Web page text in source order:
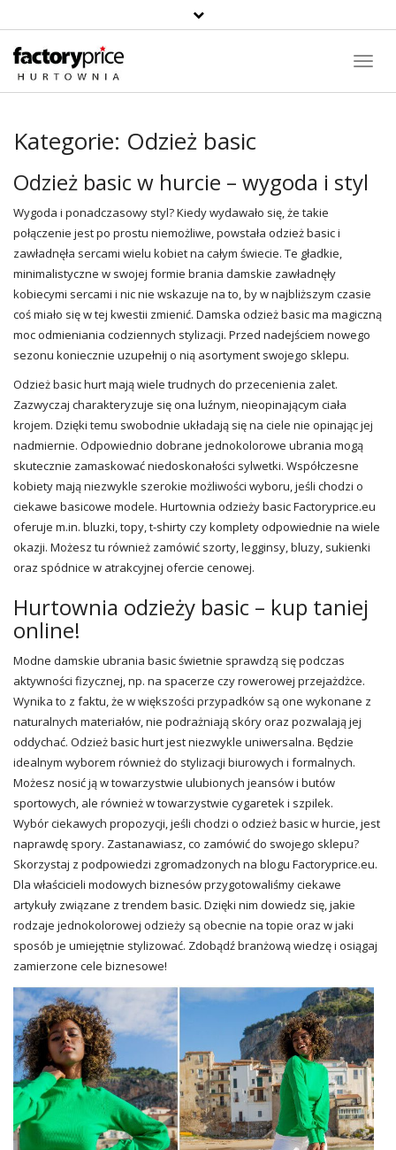
Suche
Kategorie: Odzież basic
Odzież basic w hurcie – wygoda i styl
Wygoda i ponadczasowy styl? Kiedy wydawało się, że takie
połączenie jest po prostu niemożliwe, powstała odzieżbasici
zawładnęła sercami wielu kobiet na całym świecie. Te gładkie,
minimalistyczne w swojej formie brania damskie zawładnęły
kobiecymi sercami i nic nie wskazuje na to, by w najbliższym czasie
coś miało się w tej kwestii zmienić. Damska odzież basic ma magiczną
moc odmieniania codziennych stylizacji. Przed nadejściem nowego
sezonu koniecznie uzupełnij o nią asortyment swojego sklepu.
Odzież basic hurt mają wiele trudnych do przecenienia zalet.
Zazwyczaj charakteryzuje się ona luźnym, nieopinającym ciała
krojem. Dzięki temu swobodnie układają się na ciele nie opinając jej
nadmiernie. Odpowiednio dobrane jednokolorowe ubrania mogą
skutecznie zamaskować niedoskonałości sylwetki. Współczesne
kobiety mają niezwykle szerokie możliwości wyboru, jeśli chodzi o
ciekawe basicowe modele. Hurtownia odzieżybasic Factoryprice.eu
oferuje m.in. bluzki, topy, t-shirty czy komplety odpowiednie na wiele
okazji. Możesz tu również zamówić szorty, legginsy, bluzy, sukienki
oraz spódnice w atrakcyjnej ofercie cenowej.
Hurtownia odzieży basic – kup taniej
online!
Modne damskie ubrania basic świetnie sprawdzą się podczas
aktywności fizycznej, np. na spacerze czy rowerowej przejażdżce.
Wynika to z faktu, że w większości przypadków są one wykonane z
naturalnych materiałów, nie podrażniają skóry oraz pozwalają jej
oddychać. Odzież basic hurt jest niezwykle uniwersalna. Będzie
idealnym wyborem również do stylizacji biurowych i formalnych.
Możesz nosić ją w towarzystwie ulubionych jeansów i butów
sportowych, ale również w towarzystwie cygaretek i szpilek.
Wybór ciekawych propozycji, jeśli chodzi o odzież basic w hurcie, jest
naprawdę spory. Zastanawiasz, co zamówić do swojego sklepu?
Skorzystaj z podpowiedzi zgromadzonych na blogu Factoryprice.eu.
Dla właścicieli modowych biznesów przygotowaliśmy ciekawe
artykuły związane z trendem basic. Dzięki nim dowiedz się, jakie
rodzaje jednokolorowej odzieży są obecnie na topie oraz w jaki
sposób je umiejętnie stylizować. Zdobądź branżową wiedzę i osiągaj
zamierzone cele biznesowe!